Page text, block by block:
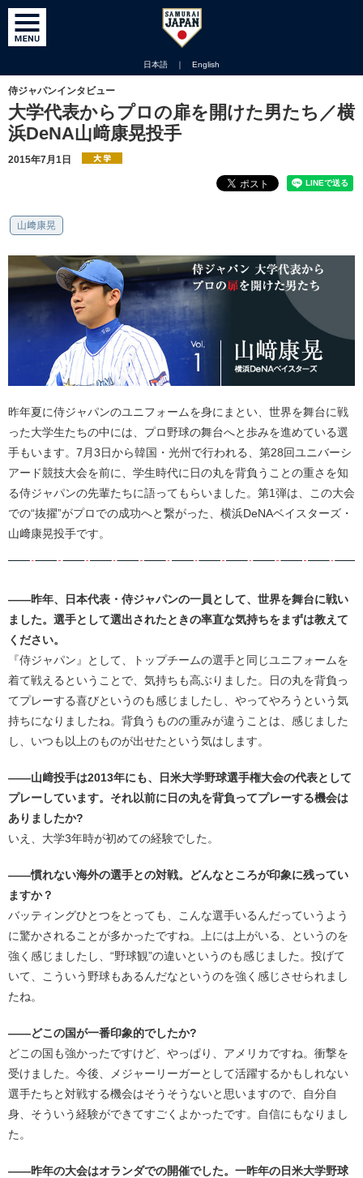
日本語 ｜ English
侍ジャパンインタビュー
大学代表からプロの扉を開けた男たち／横
浜DeNA山﨑康晃投手
2015年7月1日
山﨑康晃
昨年夏に侍ジャパンのユニフォームを身にまとい、世界を舞台に戦
った大学生たちの中には、プロ野球の舞台へと歩みを進めている選
手もいます。7月3日から韓国・光州で行われる、第28回ユニバーシ
アード競技大会を前に、学生時代に日の丸を背負うことの重さを知
る侍ジャパンの先輩たちに語ってもらいました。第1弾は、この大会
での“抜擢”がプロでの成功へと繋がった、横浜DeNAベイスターズ・
山﨑康晃投手です。
――昨年、日本代表・侍ジャパンの一員として、世界を舞台に戦い
ました。選手として選出されたときの率直な気持ちをまずは教えて
ください。
『侍ジャパン』として、トップチームの選手と同じユニフォームを
着て戦えるということで、気持ちも高ぶりました。日の丸を背負っ
てプレーする喜びというのも感じましたし、やってやろうという気
持ちになりましたね。背負うものの重みが違うことは、感じました
し、いつも以上のものが出せたという気はします。
――山﨑投手は2013年にも、日米大学野球選手権大会の代表として
プレーしています。それ以前に日の丸を背負ってプレーする機会は
ありましたか?
いえ、大学3年時が初めての経験でした。
――慣れない海外の選手との対戦。どんなところが印象に残ってい
ますか？
バッティングひとつをとっても、こんな選手いるんだっていうよう
に驚かされることが多かったですね。上には上がいる、というのを
強く感じましたし、“野球観”の違いというのも感じました。投げて
いて、こういう野球もあるんだなというのを強く感じさせられまし
たね。
――どこの国が一番印象的でしたか?
どこの国も強かったですけど、やっぱり、アメリカですね。衝撃を
受けました。今後、メジャーリーガーとして活躍するかもしれない
選手たちと対戦する機会はそうそうないと思いますので、自分自
身、そういう経験ができてすごくよかったです。自信にもなりまし
た。
――昨年の大会はオランダでの開催でした。一昨年の日米大学野球